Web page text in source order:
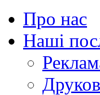
Про нас
Наші